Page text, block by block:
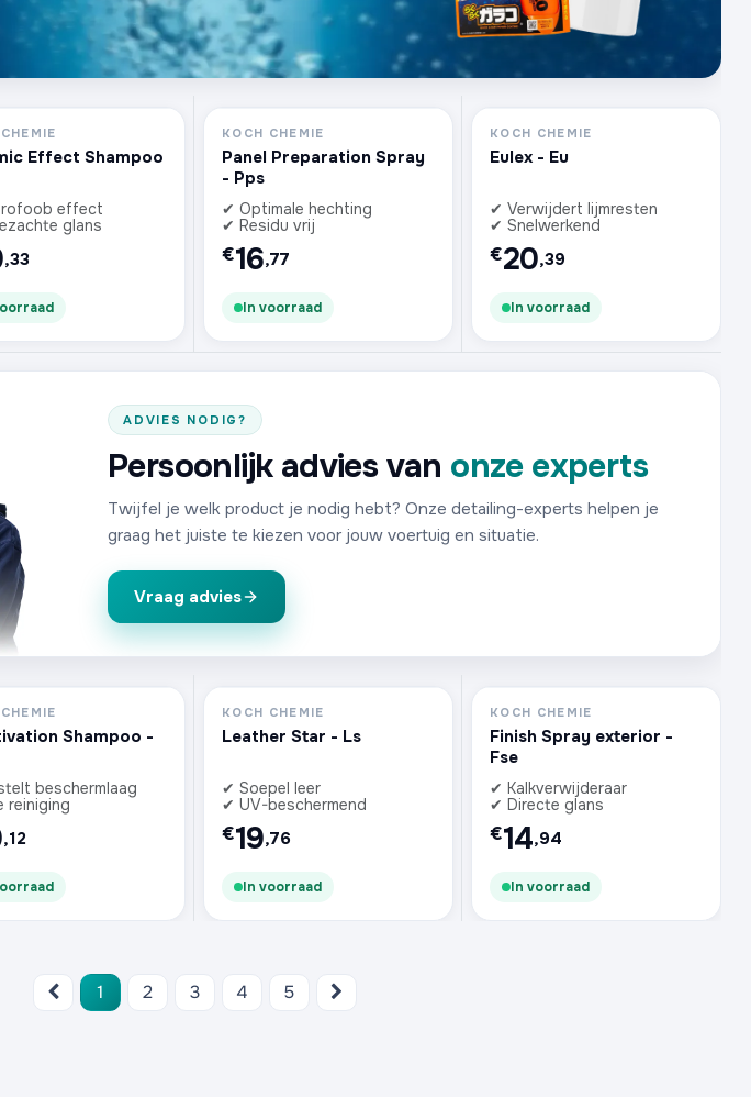
Effect Shampoo
effect
glans
,33
KOCH CHEMIE
Panel Preparation Spray
- Pps
✔ Optimale hechting
✔ Residu vrij
€16,77
In voorraad
KOCH CHEMIE
Eulex - Eu
✔ Verwijdert lijmresten
✔ Snelwerkend
€20,39
In voorraad
ADVIES NODIG?
Persoonlijk advies van onze experts
Twijfel je welk product je nodig hebt? Onze detailing-experts helpen je
graag het juiste te kiezen voor jouw voertuig en situatie.
Vraag advies
Shampoo -
beschermlaag
reiniging
,12
KOCH CHEMIE
Leather Star - Ls
✔ Soepel leer
✔ UV-beschermend
€19,76
In voorraad
KOCH CHEMIE
Finish Spray exterior -
Fse
✔ Kalkverwijderaar
✔ Directe glans
€14,94
In voorraad
1 2 3 4 5